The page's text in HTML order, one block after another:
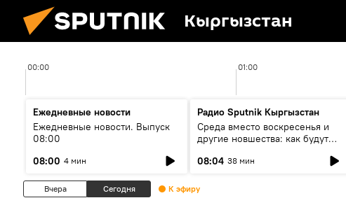
Кыргызстан
00:00 01:00
Ежедневные новости
Ежедневные новости. Выпуск
08:00
08:00 4 мин
Радио Sputnik Кыргызстан
Среда вместо воскресенья и
другие новшества: как будут
08:04 38 мин
Вчера Сегодня К эфиру